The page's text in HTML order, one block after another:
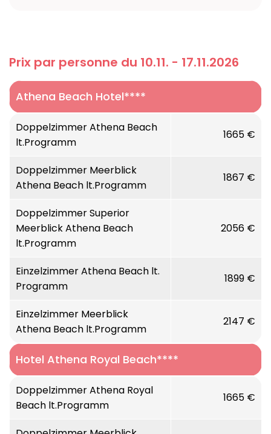
Prix par personne du 10.11. - 17.11.2026
Athena Beach Hotel****
Doppelzimmer Athena Beach
lt.Programm
1665 €
Doppelzimmer Meerblick
Athena Beach lt.Programm
1867 €
Doppelzimmer Superior
Meerblick Athena Beach
lt.Programm
2056 €
Einzelzimmer Athena Beach lt.
Programm
1899 €
Einzelzimmer Meerblick
Athena Beach lt.Programm
2147 €
Hotel Athena Royal Beach****
Doppelzimmer Athena Royal
Beach lt.Programm
1665 €